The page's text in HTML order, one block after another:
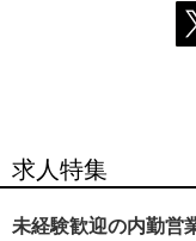
求人特集
未経験歓迎の内勤営